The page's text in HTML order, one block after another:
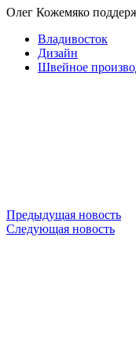
Олег Кожемяко
Владивосток
Дизайн
Швейное
Предыдущая новость
Следующая новость